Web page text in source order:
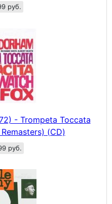
руб.
- Trompeta Toccata
(CD)
руб.